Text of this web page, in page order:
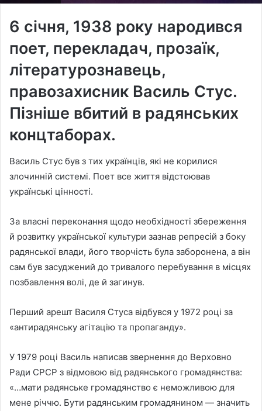
6 січня, 1938 року народився
поет, перекладач, прозаїк,
літературознавець,
правозахисник Василь Стус.
Пізніше вбитий в радянських
концтаборах.
Василь Стус був з тих українців, які не корилися
злочинній системі. Поет все життя відстоював
українські цінності.
За власні переконання щодо необхідності збереження
й розвитку української культури зазнав репресій з боку
радянської влади, його творчість була заборонена, а він
сам був засуджений до тривалого перебування в місцях
позбавлення волі, де й загинув.
Перший арешт Василя Стуса відбувся у 1972 році за
«антирадянську агітацію та пропаганду».
У 1979 році Василь написав звернення до Верховно
Ради СРСР з відмовою від радянського громадянства:
«…мати радянське громадянство є неможливою для
мене річчю. Бути радянським громадянином — значить